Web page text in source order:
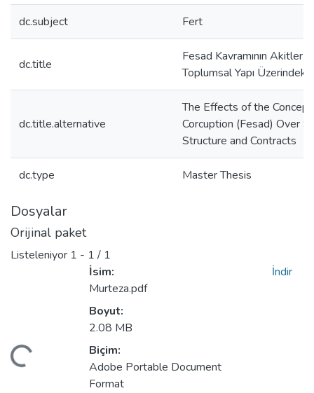
dc.subject Fert
dc.title
Fesad Kavramının Akitler
Toplumsal Yapı Üzerindeki
dc.title.alternative
The Effects of the
Corcuption (Fesad) Over
Structure and Contracts
dc.type Master Thesis
Dosyalar
Orijinal paket
Listeleniyor 1 - 1 / 1
İsim:
Murteza.pdf
Boyut:
2.08 MB
Biçim:
Adobe Portable Document
Format
İndir